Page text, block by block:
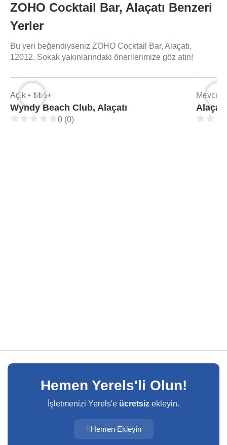
ZOHO Cocktail Bar, Alaçatı Benzeri
Yerler
Bu yeri beğendiyseniz ZOHO Cocktail Bar, Alaçatı,
12012. Sokak yakınlarındaki önerilerimize göz atın!
Açık • ₺₺₺+
Wyndy Beach Club, Alaçatı
0 (0)
Mevcut
Hemen Yerels'li Olun!
İşletmenizi Yerels'e ücretsiz ekleyin.
Hemen Ekleyin